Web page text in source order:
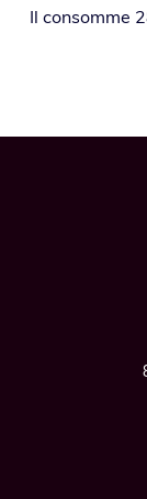
Il consomme